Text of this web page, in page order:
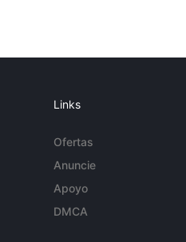
Links
Ofertas
Anuncie
Apoyo
DMCA